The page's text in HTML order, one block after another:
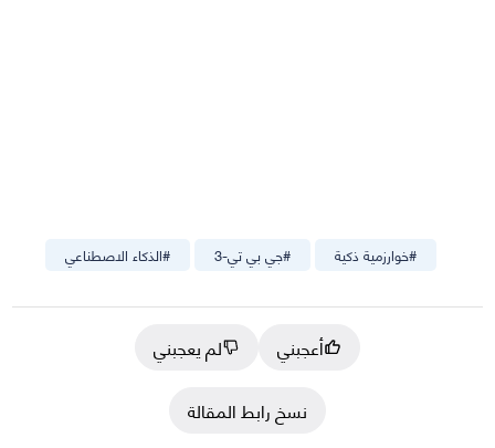
#الذكاء الاصطناعي #جي بي تي-3 #خوارزمية ذكية
أعجبني
لم يعجبني
نسخ رابط المقالة